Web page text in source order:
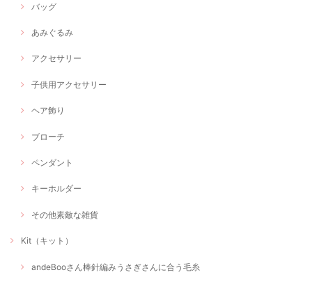
バッグ
あみぐるみ
アクセサリー
子供用アクセサリー
ヘア飾り
ブローチ
ペンダント
キーホルダー
その他素敵な雑貨
Kit（キット）
andeBooさん棒針編みうさぎさんに合う毛糸